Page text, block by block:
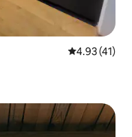
Calificación
4.93 (41)